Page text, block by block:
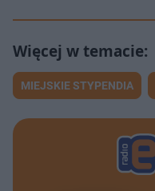
MIEJSKIE STYPENDIA